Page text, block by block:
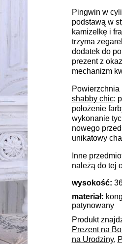
Pingwin w
podstawą w
kamizelkę i
trzyma
dodatek do
prezent z
mechanizm
Powierzchnia
shabby chic:
położenie
wykonanie
nowego
unikatowy
Inne
należą do tej
wysokość:
materiał:
patynowany
Produkt
Prezent na
na Urodziny,